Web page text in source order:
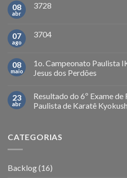
08
abr
3728
07
ago
3704
08
maio
1o. Campeonato Paulista
Jesus dos Perdões
23
abr
Resultado do 6º Exame de
Paulista de Karatê
CATEGORIAS
Backlog(16)